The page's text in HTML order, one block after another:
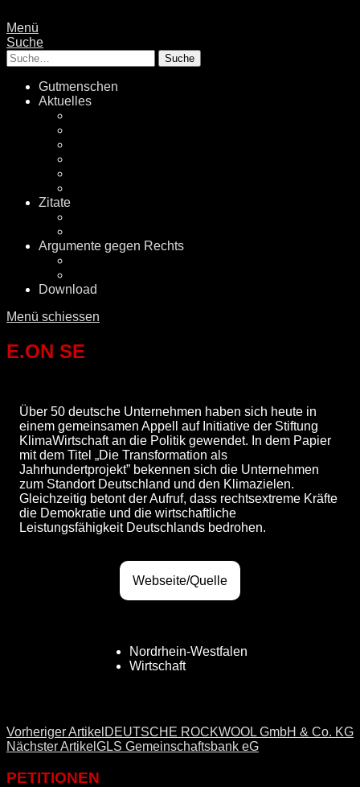
Menü
Suche
Suche
Gutmenschen
Aktuelles
Zitate
Argumente gegen Rechts
Download
Menü schiessen
E.ON SE
Über 50 deutsche Unternehmen haben sich heute in
einem gemeinsamen Appell auf Initiative der Stiftung
KlimaWirtschaft an die Politik gewendet. In dem Papier
mit dem Titel „Die Transformation als
Jahrhundertprojekt” bekennen sich die Unternehmen
zum Standort Deutschland und den Klimazielen.
Gleichzeitig betont der Aufruf, dass rechtsextreme Kräfte
die Demokratie und die wirtschaftliche
Leistungsfähigkeit Deutschlands bedrohen.
Webseite/Quelle
Nordrhein-Westfalen
Wirtschaft
Vorheriger Artikel DEUTSCHE ROCKWOOL GmbH & Co. KG
Nächster Artikel GLS Gemeinschaftsbank eG
PETITIONEN